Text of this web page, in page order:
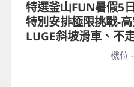
特選釜山FUN暑假5
特別安排極限挑戰-
LUGE斜坡滑車、不
機位